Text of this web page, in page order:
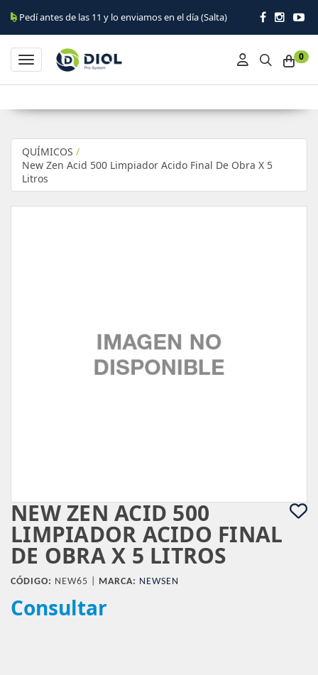
de las 11 y lo enviamos en el día (Salta)
0
Toggle navigation
QUÍMICOS /
New Zen Acid 500 Limpiador Acido Final De Obra X 5
Litros
NEW ZEN ACID 500
LIMPIADOR ACIDO FINAL
DE OBRA X 5 LITROS
CÓDIGO: NEW65 | MARCA: NEWSEN
Consultar